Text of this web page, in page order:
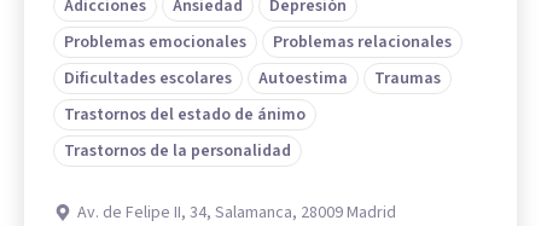
Adicciones Ansiedad
Depresión
Problemas emocionales
Problemas relacionales
Dificultades escolares
Autoestima
Traumas
Trastornos del estado de ánimo
Trastornos de la personalidad
Av. de Felipe II, 34, Salamanca, 28009 Madrid